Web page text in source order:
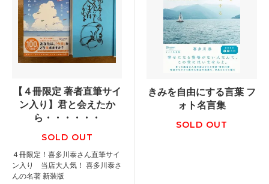
【４冊限定 著者直筆サイ
ン入り】君と会えたか
ら・・・・・・
SOLD OUT
４冊限定！喜多川泰さん直筆サイ
ン入り 当店大人気！ 喜多川泰さ
んの名著 新装版
きみを自由にする言葉 フ
ォト名言集
SOLD OUT